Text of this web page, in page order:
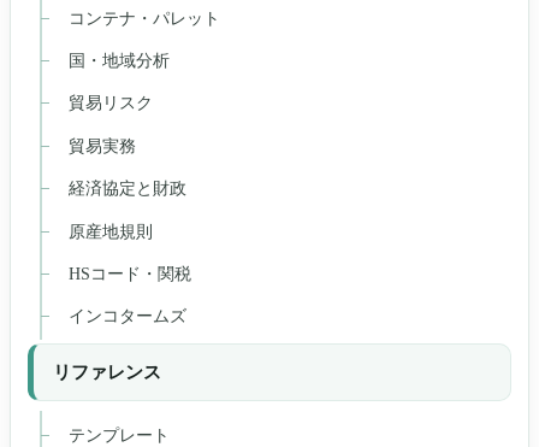
コンテナ・パレット
国・地域分析
貿易リスク
貿易実務
経済協定と財政
原産地規則
HSコード・関税
インコタームズ
リファレンス
テンプレート